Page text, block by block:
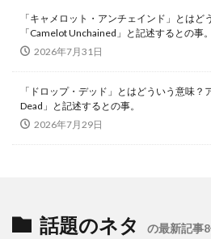
「キャメロット・アンチェインド」とは
「Camelot Unchained」と記述するとの事。
2026年7月31日
「ドロップ・デッド」とはどういう意味？
Dead」と記述するとの事。
2026年7月29日
話題のネタ の最新記事